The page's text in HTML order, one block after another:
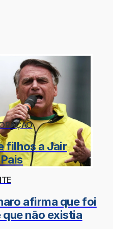
filhos a Jair
afirma que foi
não existia